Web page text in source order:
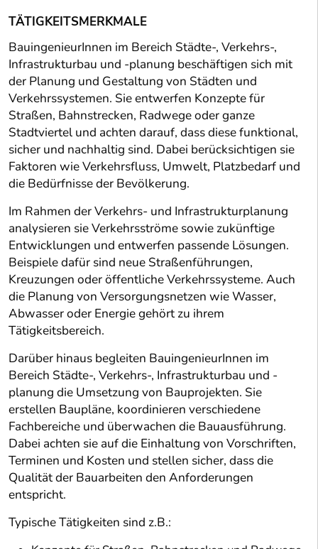
TÄTIGKEITSMERKMALE
BauingenieurInnen im Bereich Städte-, Verkehrs-,
Infrastrukturbau und -planung beschäftigen sich mit
der Planung und Gestaltung von Städten und
Verkehrssystemen. Sie entwerfen Konzepte für
Straßen, Bahnstrecken, Radwege oder ganze
Stadtviertel und achten darauf, dass diese funktional,
sicher und nachhaltig sind. Dabei berücksichtigen sie
Faktoren wie Verkehrsfluss, Umwelt, Platzbedarf und
die Bedürfnisse der Bevölkerung.
Im Rahmen der Verkehrs- und Infrastrukturplanung
analysieren sie Verkehrsströme sowie zukünftige
Entwicklungen und entwerfen passende Lösungen.
Beispiele dafür sind neue Straßenführungen,
Kreuzungen oder öffentliche Verkehrssysteme. Auch
die Planung von Versorgungsnetzen wie Wasser,
Abwasser oder Energie gehört zu ihrem
Tätigkeitsbereich.
Darüber hinaus begleiten BauingenieurInnen im
Bereich Städte-, Verkehrs-, Infrastrukturbau und -
planung die Umsetzung von Bauprojekten. Sie
erstellen Baupläne, koordinieren verschiedene
Fachbereiche und überwachen die Bauausführung.
Dabei achten sie auf die Einhaltung von Vorschriften,
Terminen und Kosten und stellen sicher, dass die
Qualität der Bauarbeiten den Anforderungen
entspricht.
Typische Tätigkeiten sind z.B.: